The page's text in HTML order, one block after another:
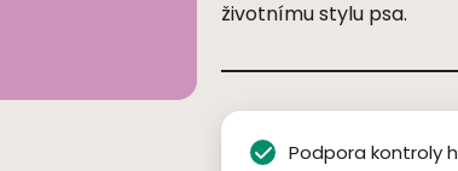
životnímu stylu psa.
Podpora kontroly